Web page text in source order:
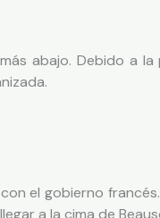
abajo. Debido a
el gobierno